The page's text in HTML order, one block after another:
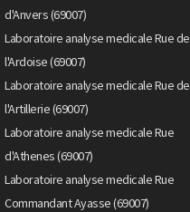
d'Anvers (69007)
Laboratoire analyse medicale Rue de
l'Ardoise (69007)
Laboratoire analyse medicale Rue de
l'Artillerie (69007)
Laboratoire analyse medicale Rue
d'Athenes (69007)
Laboratoire analyse medicale Rue
Commandant Ayasse (69007)